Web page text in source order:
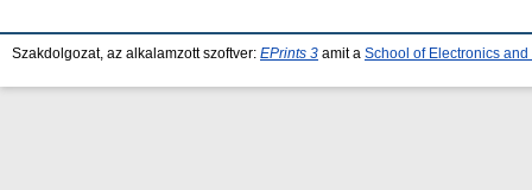
Szakdolgozat, az alkalamzott szoftver: EPrints 3 amit a School of Electronics